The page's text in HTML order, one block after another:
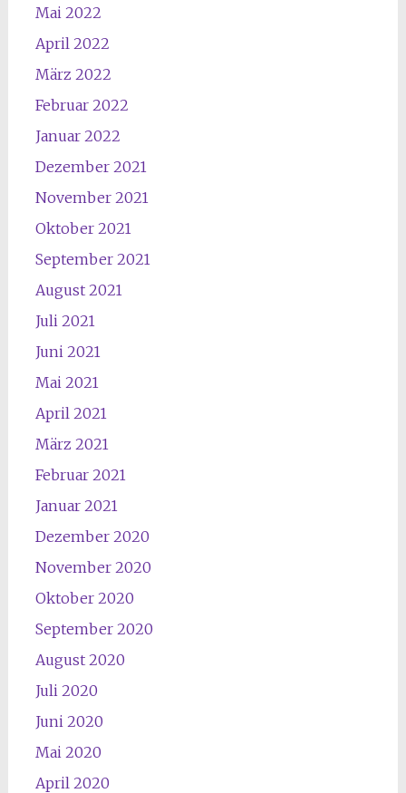
Mai 2022
April 2022
März 2022
Februar 2022
Januar 2022
Dezember 2021
November 2021
Oktober 2021
September 2021
August 2021
Juli 2021
Juni 2021
Mai 2021
April 2021
März 2021
Februar 2021
Januar 2021
Dezember 2020
November 2020
Oktober 2020
September 2020
August 2020
Juli 2020
Juni 2020
Mai 2020
April 2020